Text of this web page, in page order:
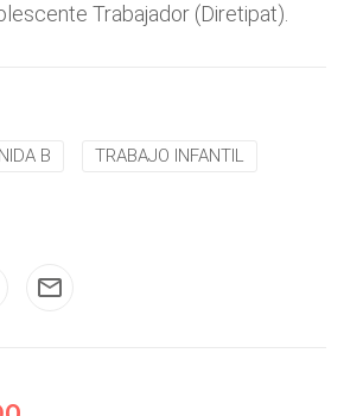
Trabajador (Diretipat).
B TRABAJO INFANTIL